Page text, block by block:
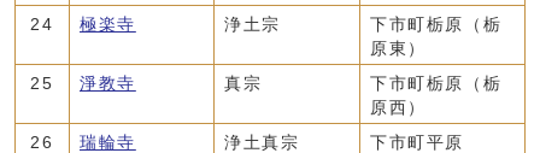
24
極楽寺 浄土宗
下市町栃原（栃
原東）
25
淨教寺 真宗
下市町栃原（栃
原西）
26
瑞輪寺 浄土真宗
下市町平原